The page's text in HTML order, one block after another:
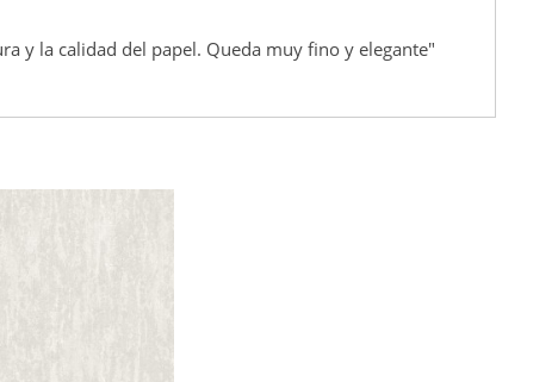
y la calidad del papel. Queda muy fino y elegante"